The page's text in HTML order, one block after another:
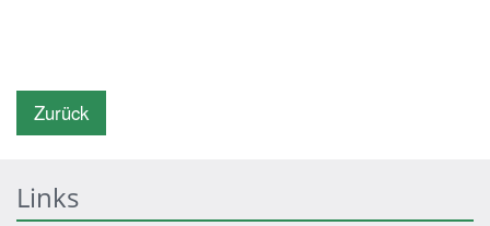
Zurück
Links